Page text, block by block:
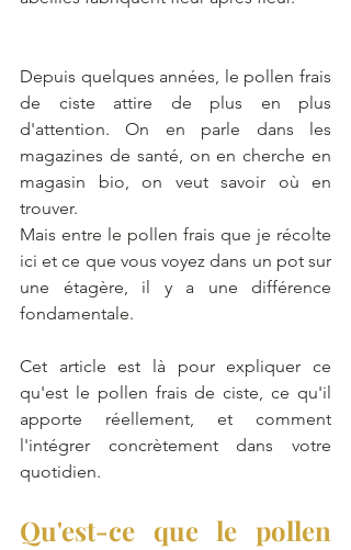
Depuis quelques années, le pollen frais
de ciste attire de plus en plus
d'attention. On en parle dans les
magazines de santé, on en cherche en
magasin bio, on veut savoir où en
trouver.
Mais entre le pollen frais que je récolte
ici et ce que vous voyez dans un pot sur
une étagère, il y a une différence
fondamentale.
Cet article est là pour expliquer ce
qu'est le pollen frais de ciste, ce qu'il
apporte réellement, et comment
l'intégrer concrètement dans votre
quotidien.
Qu'est-ce que le pollen